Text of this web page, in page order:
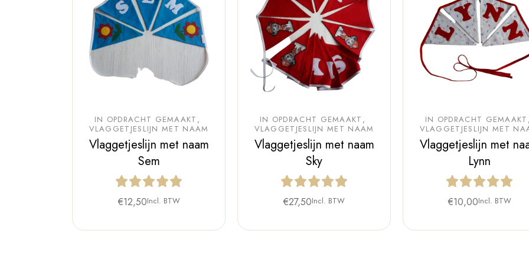
IN OPDRACHT GEMAAKT
VLAGGETJESLIJN MET NAAM
Vlaggetjeslijn met naam
Sem
€12,50Incl. BTW
IN OPDRACHT GEMAAKT
VLAGGETJESLIJN MET NAAM
Vlaggetjeslijn met naam
Sky
€27,50Incl. BTW
IN OPDRACHT GEMAAKT
VLAGGETJESLIJN MET
Vlaggetjeslijn met
Lynn
€10,00Incl. BTW